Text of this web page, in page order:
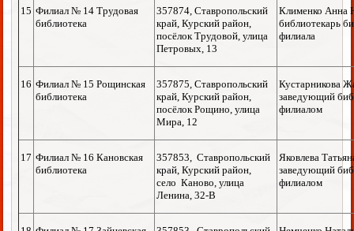
15 Филиал № 14 Трудовая
библиотека
357874, Ставропольский
край, Курский район,
посёлок Трудовой, улица
Петровых, 13
Клименко Анна
библиотекарь
филиала
16 Филиал № 15 Рощинская
библиотека
357875, Ставропольский
край, Курский район,
посёлок Рощино, улица
Мира, 12
Кустарникова
заведующий
филиалом
17 Филиал № 16 Кановская
библиотека
357853, Ставропольский
край, Курский район,
село Каново, улица
Ленина, 32-В
Яковлева
заведующий
филиалом